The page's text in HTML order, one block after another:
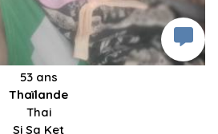
53 ans
Thaïlande
Thai
Si Sa Ket